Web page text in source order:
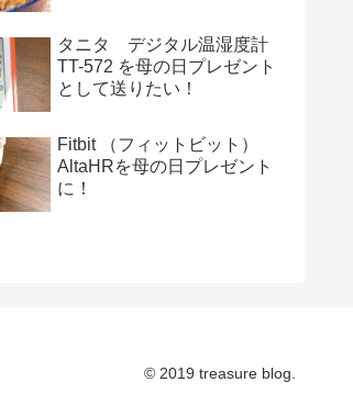
タニタ デジタル温湿度計
TT-572 を母の日プレゼント
として送りたい！
Fitbit （フィットビット）
AltaHRを母の日プレゼント
に！
© 2019 treasure blog.